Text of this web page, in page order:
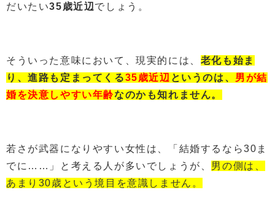
だいたい35歳近辺でしょう。
そういった意味において、現実的には、 老化も始ま
り、進路も定まってくる35歳近辺 というのは、 男が結
婚を決意しやすい年齢なのかも知れません。
若さが武器になりやすい女性は、「結婚するなら30ま
でに……」と考える人が多いでしょうが、 男の側は、
あまり30歳という境目を意識しません。